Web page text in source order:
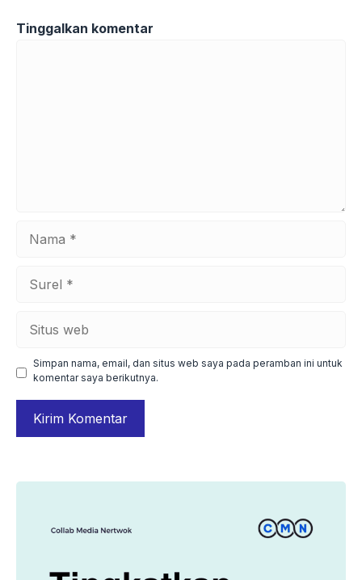
Tinggalkan komentar
web
Simpan nama, email, dan situs web saya pada peramban ini untuk
komentar saya berikutnya.